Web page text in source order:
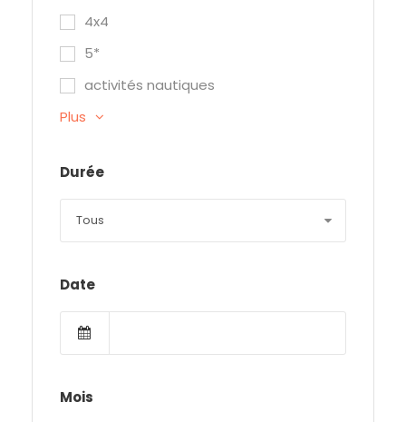
4x4
5*
activités nautiques
Plus
Durée
Date
Mois